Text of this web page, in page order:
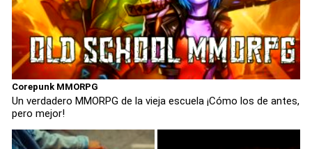
Corepunk MMORPG
Un verdadero MMORPG de la vieja escuela ¡Cómo los de antes,
pero mejor!